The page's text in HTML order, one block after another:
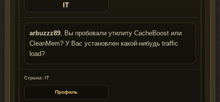
IT
arbuzzz89 , Вы пробовали утилиту CacheBoost или
CleanMem? У Вас установлен какой-нибудь traffic
load?
Страна: IT
Профиль